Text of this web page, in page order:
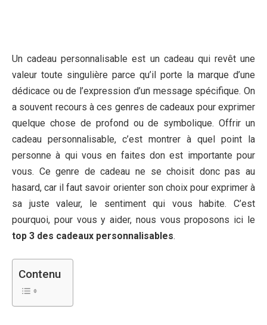
Un cadeau personnalisable est un cadeau qui revêt une
valeur toute singulière parce qu’il porte la marque d’une
dédicace ou de l’expression d’un message spécifique. On
a souvent recours à ces genres de cadeaux pour exprimer
quelque chose de profond ou de symbolique. Offrir un
cadeau personnalisable, c’est montrer à quel point la
personne à qui vous en faites don est importante pour
vous. Ce genre de cadeau ne se choisit donc pas au
hasard, car il faut savoir orienter son choix pour exprimer à
sa juste valeur, le sentiment qui vous habite. C’est
pourquoi, pour vous y aider, nous vous proposons ici le
top 3 des cadeaux personnalisables.
Contenu